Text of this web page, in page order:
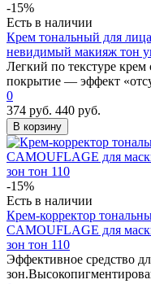
-15%
Есть в наличии
Крем тональный для
невидимый макияж тон
Легкий по текстуре крем
покрытие — эффект
0
374 руб. 440 руб.
В корзину
-15%
Есть в наличии
Крем-корректор
CAMOUFLAGE для
зон тон 110
Эффективное средство